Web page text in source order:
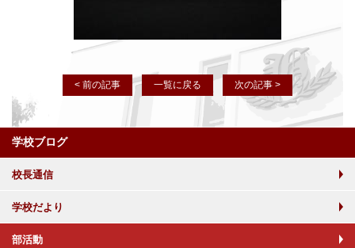
< 前の記事 一覧に戻る 次の記事 >
学校ブログ
校長通信
学校だより
部活動